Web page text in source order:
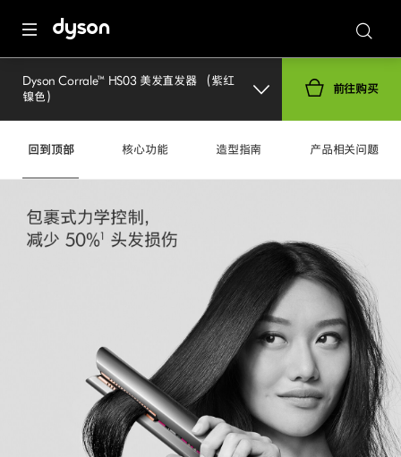
Dyson Corrale™ HS03 美发直发器 （紫红
镍色）
前往购买
回到顶部 核心功能 造型指南 产品相关问题